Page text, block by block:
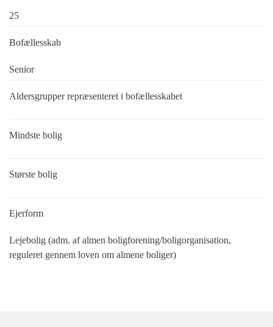
25
Bofællesskab
Senior
Aldersgrupper repræsenteret i bofællesskabet
Mindste bolig
Største bolig
Ejerform
Lejebolig (adm. af almen boligforening/boligorganisation,
reguleret gennem loven om almene boliger)